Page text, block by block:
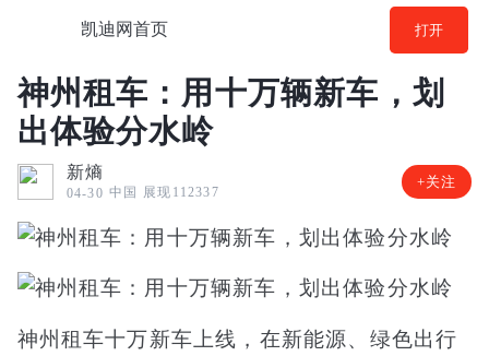
凯迪网首页 打开
神州租车：用十万辆新车，划
出体验分水岭
新熵
04-30 中国 展现112337
+关注
神州租车十万新车上线，在新能源、绿色出行